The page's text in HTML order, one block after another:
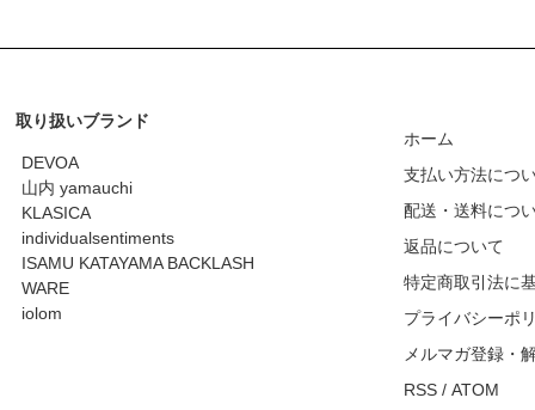
取り扱いブランド
DEVOA
山内 yamauchi
KLASICA
individualsentiments
ISAMU KATAYAMA BACKLASH
WARE
iolom
ホーム
支払い方法につ
配送・送料につ
返品について
特定商取引法に
プライバシーポ
メルマガ登録・
RSS / ATOM